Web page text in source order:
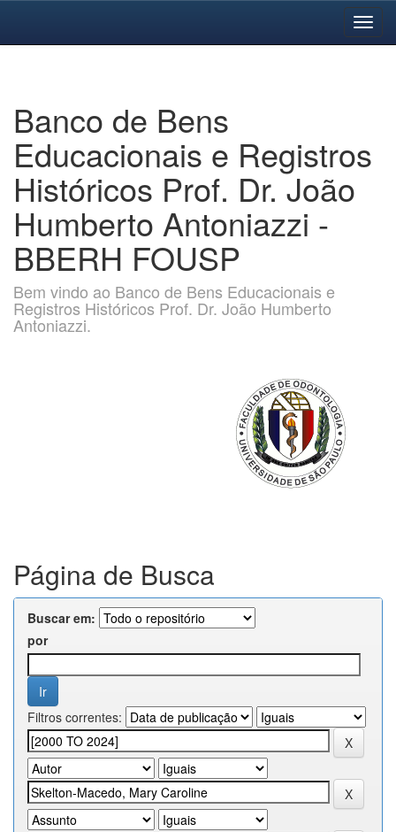
Banco de Bens
Educacionais e Registros
Históricos Prof. Dr. João
Humberto Antoniazzi -
BBERH FOUSP
Bem vindo ao Banco de Bens Educacionais e
Registros Históricos Prof. Dr. João Humberto
Antoniazzi.
Página de Busca
Buscar em:
por
Filtros correntes: